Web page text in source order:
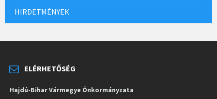
HIRDETMÉNYEK
ELÉRHETŐSÉG
Hajdú-Bihar Vármegye Önkormányzata